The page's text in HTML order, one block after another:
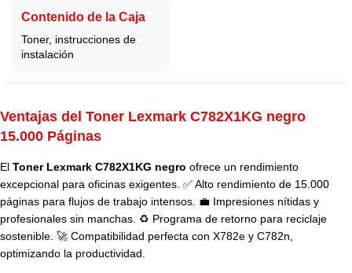
Contenido de la Caja
Toner, instrucciones de
instalación
Ventajas del Toner Lexmark C782X1KG negro
15.000 Páginas
El Toner Lexmark C782X1KG negro ofrece un rendimiento
excepcional para oficinas exigentes. ✅ Alto rendimiento de 15.000
páginas para flujos de trabajo intensos. 💼 Impresiones nítidas y
profesionales sin manchas. ♻️ Programa de retorno para reciclaje
sostenible. 🚀 Compatibilidad perfecta con X782e y C782n,
optimizando la productividad.